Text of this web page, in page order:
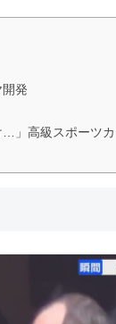
発
…」高級スポーツ